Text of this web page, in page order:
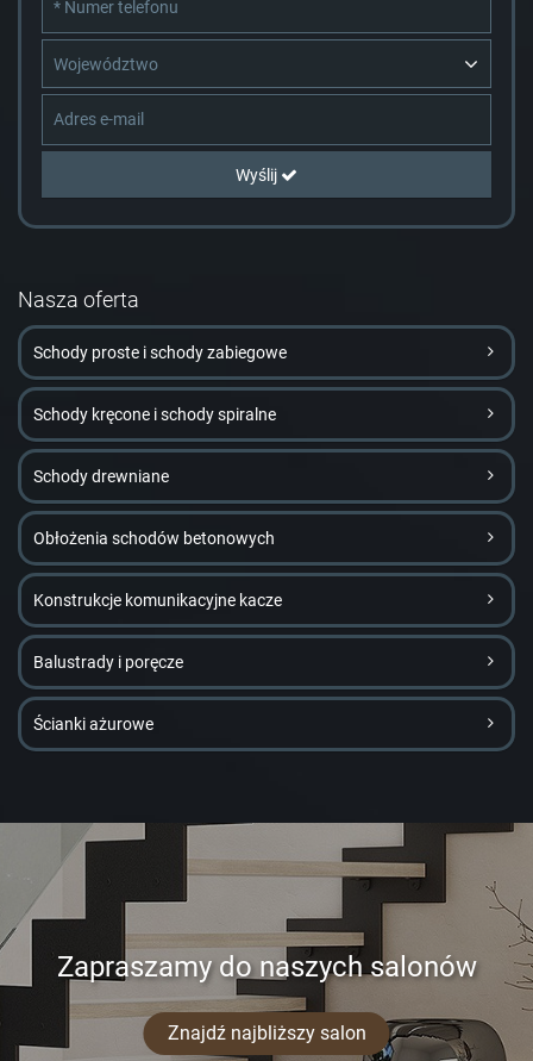
Województwo
Wyślij
Nasza oferta
Schody proste i schody zabiegowe
Schody kręcone i schody spiralne
Schody drewniane
Obłożenia schodów betonowych
Konstrukcje komunikacyjne kacze
Balustrady i poręcze
Ścianki ażurowe
Zapraszamy do naszych salonów
Znajdź najbliższy salon